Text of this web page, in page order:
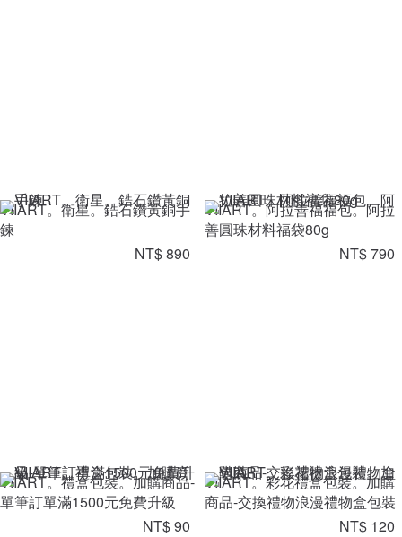
VIIART。衛星。鋯石鑽黃銅手
鍊
NT$ 890
VIIART。阿拉善福福包。阿拉
善圓珠材料福袋80g
NT$ 790
VIIART。禮盒包裝。加購商品-
單筆訂單滿1500元免費升級
NT$ 90
VIIART。彩花禮盒包裝。加購
商品-交換禮物浪漫禮物盒包裝
NT$ 120